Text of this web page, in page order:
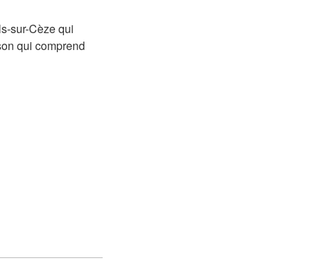
sur-Cèze qui
qui comprend